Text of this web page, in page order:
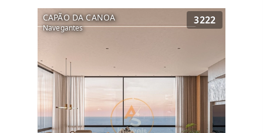
CAPÃO DA CANOA
Navegantes
3222